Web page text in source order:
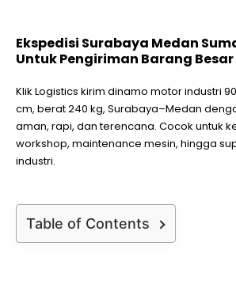
Ekspedisi Surabaya Medan
Untuk Pengiriman Barang Besar
Klik Logistics kirim dinamo motor industri
cm, berat 240 kg, Surabaya–Medan
aman, rapi, dan terencana. Cocok untuk
workshop, maintenance mesin, hingga
industri.
Table of Contents